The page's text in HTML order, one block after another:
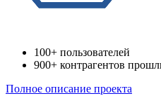
100+ пользователей
900+ контрагентов
Полное описание проекта